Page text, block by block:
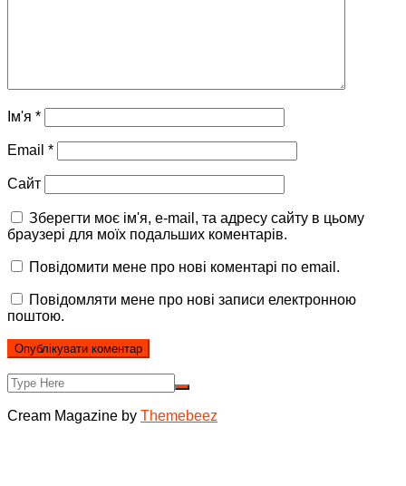
Ім'я *
Email *
Сайт
Зберегти моє ім'я, e-mail, та адресу сайту в цьому
браузері для моїх подальших коментарів.
Повідомити мене про нові коментарі по email.
Повідомляти мене про нові записи електронною
поштою.
Cream Magazine by Themebeez